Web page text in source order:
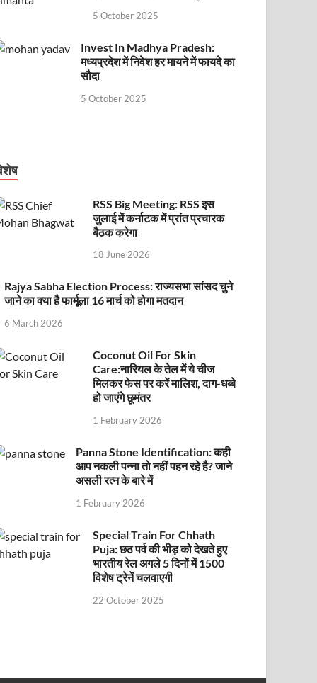
5 October 2025
Invest In Madhya Pradesh:
मध्यप्रदेश में निवेश हर मायने में फायदे का
सौदा
5 October 2025
RSS Big Meeting: RSS इस
जुलाई में कर्नाटक में प्रांत प्रचारक
बैठक करेगा
18 June 2026
Rajya Sabha Election Process: राज्यसभा सांसद चुने
जाने का क्या है फार्मूला 16 मार्च को होगा मतदान
6 March 2026
Coconut Oil For Skin
Care:नारियल के तेल में ये चीज
मिलकर फेस पर करें मालिश, दाग-धब्बे
हो जाएंगे छूमंतर
1 February 2026
Panna Stone Identification: कही
आप नकली पन्ना तो नहीं पहन रहे है? जाने
असली रत्न के बारे में
1 February 2026
Special Train For Chhath
Puja: छठ पर्व की भीड़ को देखते हुए
भारतीय रेल अगले 5 दिनों में 1500
विशेष ट्रेनें चलवाएगी
22 October 2025